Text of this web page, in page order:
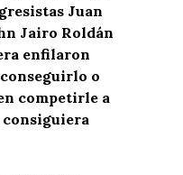
Juan
Jairo Roldán
enfilaron
o
competirle a